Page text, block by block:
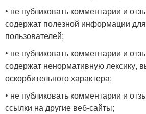
• не публиковать комментарии и
содержат полезной информации
пользователей;
• не публиковать комментарии и
содержат ненормативную лексику,
оскорбительного характера;
• не публиковать комментарии и
ссылки на другие веб-сайты;